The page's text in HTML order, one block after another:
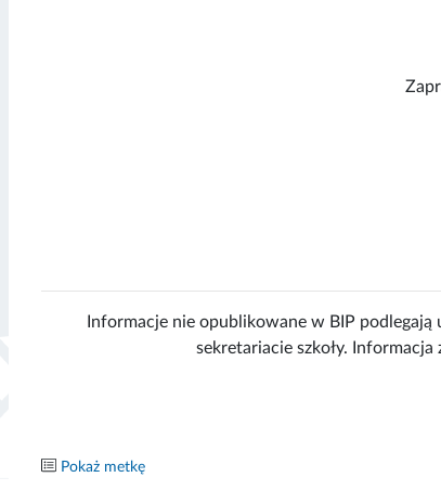
Informacje nie opublikowane w BIP
sekretariacie szkoły.
Pokaż metkę